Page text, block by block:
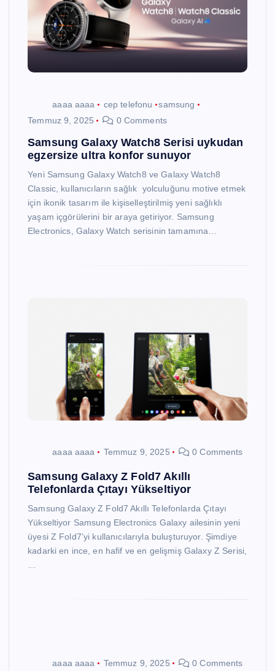
aaaa aaaa cep telefonu
samsung
Temmuz 9, 2025
0 Comments
Samsung Galaxy Watch8 Serisi uykudan
egzersize ultra konfor sunuyor
Yeni Samsung Galaxy Watch8 ve Galaxy Watch8
Classic, kullanıcıların sağlık yolculuğunu motive etmek
için ikonik tasarım ile kişiselleştirilmiş yeni sağlıklı
yaşam içgörülerini bir araya getiriyor. Samsung
Electronics, Galaxy Watch serisinin tamamına…
aaaa aaaa Temmuz 9, 2025 0 Comments
Samsung Galaxy Z Fold7 Akıllı
Telefonlarda Çıtayı Yükseltiyor
Samsung Galaxy Z Fold7 Akıllı Telefonlarda Çıtayı
Yükseltiyor Samsung Electronics Galaxy ailesinin yeni
üyesi Z Fold7’yi kullanıcılarıyla buluşturuyor. Şimdiye
kadarki en ince, en hafif ve en gelişmiş Galaxy Z Serisi,
aaaa aaaa Temmuz 9, 2025 0 Comments